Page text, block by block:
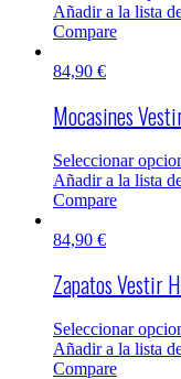
Añadir a la lista
Compare
84,90 €
Mocasines
Seleccionar
Añadir a la lista
Compare
84,90 €
Zapatos Vestir
Seleccionar
Añadir a la lista
Compare